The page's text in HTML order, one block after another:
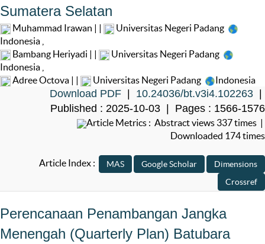
Sumatera Selatan
Muhammad Irawan | |
Universitas Negeri Padang
Indonesia
Bambang Heriyadi | |
Universitas Negeri Padang
Indonesia
Adree Octova | |
Universitas Negeri Padang Indonesia
Download PDF 10.24036/bt.v3i4.102263
Published : 2025-10-03 | Pages : 1566-1576
Article Metrics : Abstract views 337 times |
Downloaded 174 times
Article Index :
Perencanaan Penambangan Jangka
Menengah (Quarterly Plan) Batubara